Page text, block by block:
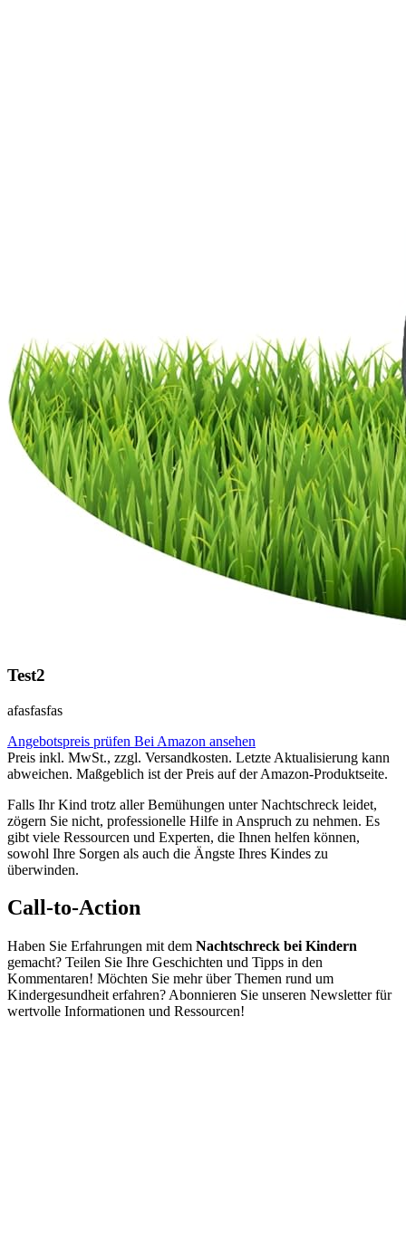
Test2
afasfasfas
Angebotspreis prüfen Bei Amazon ansehen
Preis inkl. MwSt., zzgl. Versandkosten. Letzte Aktualisierung kann
abweichen. Maßgeblich ist der Preis auf der Amazon-Produktseite.
Falls Ihr Kind trotz aller Bemühungen unter Nachtschreck leidet,
zögern Sie nicht, professionelle Hilfe in Anspruch zu nehmen. Es
gibt viele Ressourcen und Experten, die Ihnen helfen können,
sowohl Ihre Sorgen als auch die Ängste Ihres Kindes zu
überwinden.
Call-to-Action
Haben Sie Erfahrungen mit dem Nachtschreck bei Kindern
gemacht? Teilen Sie Ihre Geschichten und Tipps in den
Kommentaren! Möchten Sie mehr über Themen rund um
Kindergesundheit erfahren? Abonnieren Sie unseren Newsletter für
wertvolle Informationen und Ressourcen!